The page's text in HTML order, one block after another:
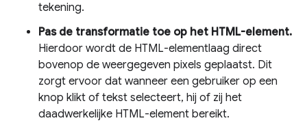
tekening.
Pas de transformatie toe op het HTML-element.
Hierdoor wordt de HTML-elementlaag direct
bovenop de weergegeven pixels geplaatst. Dit
zorgt ervoor dat wanneer een gebruiker op een
knop klikt of tekst selecteert, hij of zij het
daadwerkelijke HTML-element bereikt.